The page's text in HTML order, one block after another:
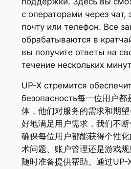
с операторами через чат,
почту или телефон. Все
обрабатываются в
вы получите ответы на
течение нескольких
UP-X стремится
безопасность每一位用户都
体，他们对服务的需求和期
好地满足用户需求，我们不断
确保每位用户都能获得个性
术问题、账户管理还是游戏
随时准备提供帮助。通过UP-